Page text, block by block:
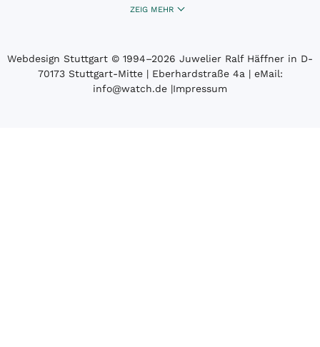
ZEIG MEHR
Webdesign Stuttgart © 1994­–2026 Juwelier Ralf Häffner in D-
70173 Stuttgart-Mitte | Eberhardstraße 4a | eMail:
info@watch.de |Impressum